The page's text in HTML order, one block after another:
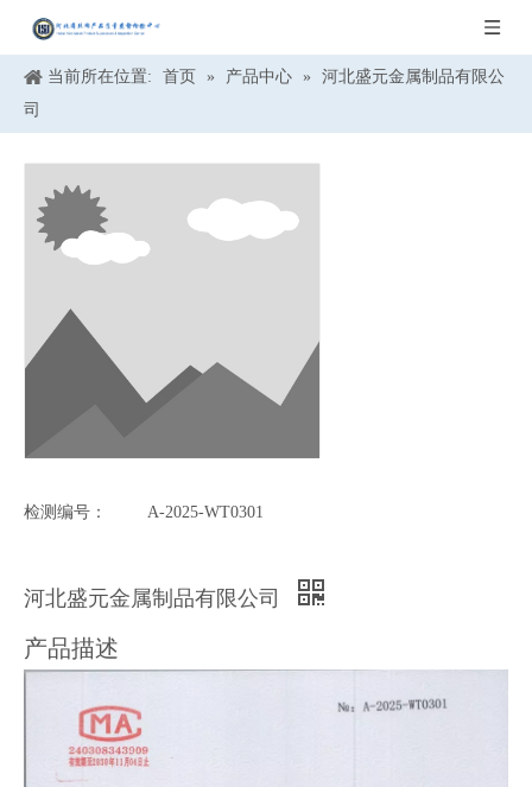
当前所在位置: 首页 » 产品中心 »
河北盛元金属制品有限公
司
检测编号： A-2025-WT0301
河北盛元金属制品有限公司
产品描述